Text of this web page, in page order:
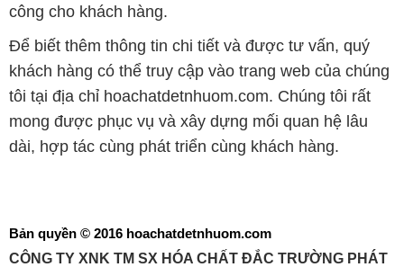
công cho khách hàng.
Để biết thêm thông tin chi tiết và được tư vấn, quý
khách hàng có thể truy cập vào trang web của chúng
tôi tại địa chỉ hoachatdetnhuom.com. Chúng tôi rất
mong được phục vụ và xây dựng mối quan hệ lâu
dài, hợp tác cùng phát triển cùng khách hàng.
Bản quyền © 2016 hoachatdetnhuom.com
CÔNG TY XNK TM SX HÓA CHẤT ĐẮC TRƯỜNG PHÁT